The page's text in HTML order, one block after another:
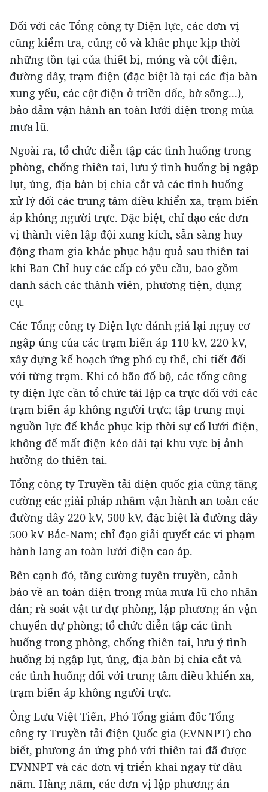
Đối với các Tổng công ty Điện lực, các đơn vị
cũng kiểm tra, củng cố và khắc phục kịp thời
những tồn tại của thiết bị, móng và cột điện,
đường dây, trạm điện (đặc biệt là tại các địa bàn
xung yếu, các cột điện ở triền dốc, bờ sông...),
bảo đảm vận hành an toàn lưới điện trong mùa
mưa lũ.
Ngoài ra, tổ chức diễn tập các tình huống trong
phòng, chống thiên tai, lưu ý tình huống bị ngập
lụt, úng, địa bàn bị chia cắt và các tình huống
xử lý đối các trung tâm điều khiển xa, trạm biến
áp không người trực. Đặc biệt, chỉ đạo các đơn
vị thành viên lập đội xung kích, sẵn sàng huy
động tham gia khắc phục hậu quả sau thiên tai
khi Ban Chỉ huy các cấp có yêu cầu, bao gồm
danh sách các thành viên, phương tiện, dụng
cụ.
Các Tổng công ty Điện lực đánh giá lại nguy cơ
ngập úng của các trạm biến áp 110 kV, 220 kV,
xây dựng kế hoạch ứng phó cụ thể, chi tiết đối
với từng trạm. Khi có bão đổ bộ, các tổng công
ty điện lực cần tổ chức tái lập ca trực đối với các
trạm biến áp không người trực; tập trung mọi
nguồn lực để khắc phục kịp thời sự cố lưới điện,
không để mất điện kéo dài tại khu vực bị ảnh
hưởng do thiên tai.
Tổng công ty Truyền tải điện quốc gia cũng tăng
cường các giải pháp nhằm vận hành an toàn các
đường dây 220 kV, 500 kV, đặc biệt là đường dây
500 kV Bắc-Nam; chỉ đạo giải quyết các vi phạm
hành lang an toàn lưới điện cao áp.
Bên cạnh đó, tăng cường tuyên truyền, cảnh
báo về an toàn điện trong mùa mưa lũ cho nhân
dân; rà soát vật tư dự phòng, lập phương án vận
chuyển dự phòng; tổ chức diễn tập các tình
huống trong phòng, chống thiên tai, lưu ý tình
huống bị ngập lụt, úng, địa bàn bị chia cắt và
các tình huống đối với trung tâm điều khiển xa,
trạm biến áp không người trực.
Ông Lưu Việt Tiến, Phó Tổng giám đốc Tổng
công ty Truyền tải điện Quốc gia (EVNNPT) cho
biết, phương án ứng phó với thiên tai đã được
EVNNPT và các đơn vị triển khai ngay từ đầu
năm. Hàng năm, các đơn vị lập phương án